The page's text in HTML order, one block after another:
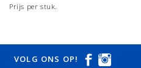
Prijs per stuk.
VOLG ONS OP!